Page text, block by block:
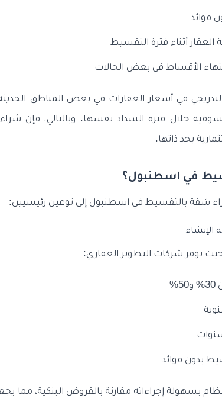
فوائد
العقار أثناء فترة التقسيط
الأقساط في بعض الحالات
التدريجي في أسعار العقارات في بعض المناطق
خلال فترة السداد نفسها. وبالتالي، فإن
بحد ذاتها.
في اسطنبول؟
شقة بالتقسيط في اسطنبول إلى نوعين رئيسيين:
الإنشاء
حيث توفر شركات التطوير العقاري:
بدون فوائد
بسهولة إجراءاته مقارنة بالقروض البنكية، مما